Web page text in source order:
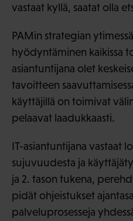
vastaat kyllä, saatat olla
PAMin strategian
hyödyntäminen kaikissa
asiantuntijana olet
tavoitteen
käyttäjillä on toimivat
pelaavat laadukkaasti.
IT-asiantuntijana vastaat
sujuvuudesta ja
ja 2. tason tukena,
pidät ohjeistukset
palveluprosesseja